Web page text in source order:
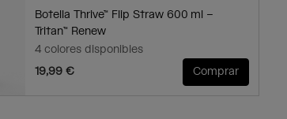
Botella Thrive™ Flip Straw 600 ml –
Tritan™ Renew
4 colores disponibles
19,99 €
Comprar